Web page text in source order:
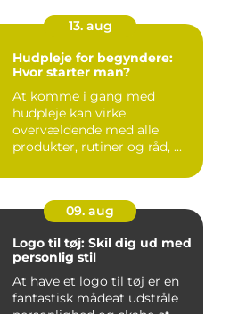
13. aug
Hudpleje for begyndere:
Hvor starter man?
At komme i gang med
hudpleje kan virke
overvældende med alle
produkter, rutiner og råd, ...
09. aug
Logo til tøj: Skil dig ud med
personlig stil
At have et logo til tøj er en
fantastisk mådeat udstråle